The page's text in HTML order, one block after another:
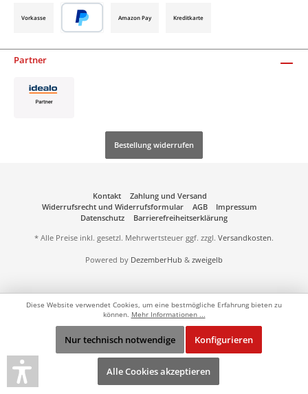
Vorkasse Amazon Pay Kreditkarte
Partner
Bestellung widerrufen
Kontakt
Zahlung und Versand
Widerrufsrecht und Widerrufsformular
AGB
Impressum
Datenschutz
Barrierefreiheitserklärung
* Alle Preise inkl. gesetzl. Mehrwertsteuer ggf. zzgl. Versandkosten.
Powered by DezemberHub & zweigelb
Diese Website verwendet Cookies, um eine bestmögliche Erfahrung bieten zu
können. Mehr Informationen ...
Nur technisch notwendige Konfigurieren
Alle Cookies akzeptieren